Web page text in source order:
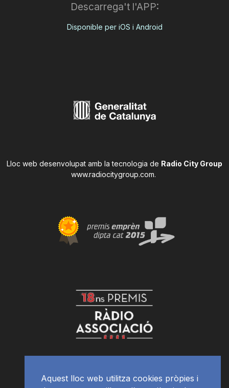
Descarrega't l'APP:
Disponible per iOS i Android
Lloc web desenvolupat amb la tecnologia de Radio City Group
www.radiocitygroup.com.
Aquest lloc web utilitza cookies pròpies i